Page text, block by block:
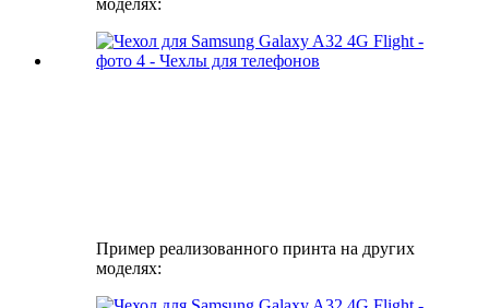
Пример реализованного принта на других
моделях: